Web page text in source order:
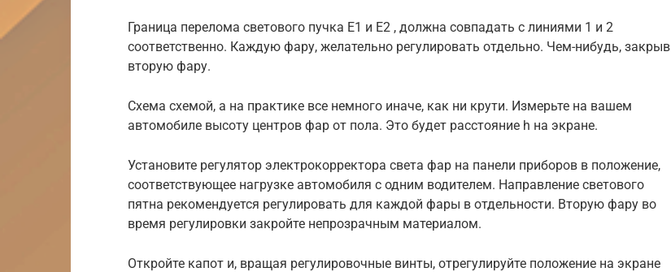
Граница перелома светового пучка E1 и E2 , должна совпадать с линиями 1 и 2
соответственно. Каждую фару, желательно регулировать отдельно. Чем-нибудь, закрыв
вторую фару.
Схема схемой, а на практике все немного иначе, как ни крути. Измерьте на вашем
автомобиле высоту центров фар от пола. Это будет расстояние h на экране.
Установите регулятор электрокорректора света фар на панели приборов в положение,
соответствующее нагрузке автомобиля с одним водителем. Направление светового
пятна рекомендуется регулировать для каждой фары в отдельности. Вторую фару во
время регулировки закройте непрозрачным материалом.
Откройте капот и, вращая регулировочные винты, отрегулируйте положение на экране